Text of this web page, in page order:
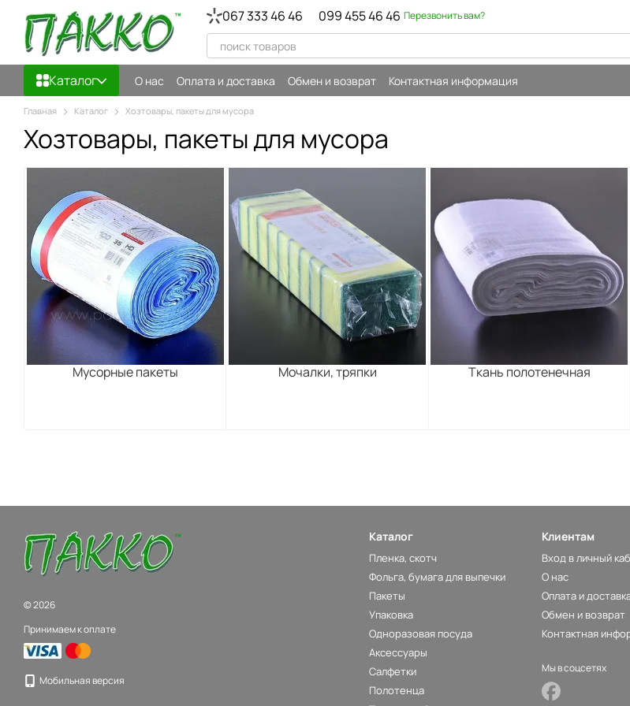
Перейти к основному контенту 067 333 46 46 099 455 46 46 Перезвонить вам?
Каталог О нас Оплата и доставка Обмен и возврат Контактная информация
Главная Каталог Хозтовары, пакеты для мусора
Хозтовары, пакеты для мусора
Мусорные пакеты Мочалки, тряпки Ткань полотенечная
© 2026
Принимаем к оплате
Мобильная версия
Каталог
Пленка, скотч
Фольга, бумага для выпечки
Пакеты
Упаковка
Одноразовая посуда
Аксессуары
Салфетки
Полотенца
Клиентам
Вход в личный
О нас
Оплата и
Обмен и возврат
Контактная
Мы в соцсетях